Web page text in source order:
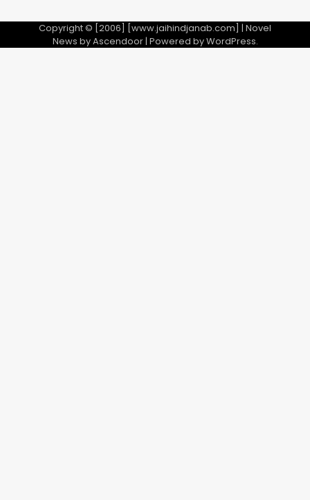
Copyright © [2006] [www.jaihindjanab.com] | Novel
News byAscendoor| Powered byWordPress.